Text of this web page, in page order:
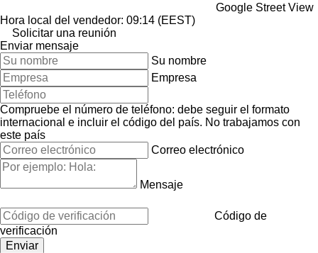
Google Street View
Hora local del vendedor: 09:14 (EEST)
Solicitar una reunión
Enviar mensaje
Su nombre
Empresa
Compruebe el número de teléfono: debe seguir el formato
internacional e incluir el código del país. No trabajamos con
este país
Correo electrónico
Mensaje
Código de
verificación